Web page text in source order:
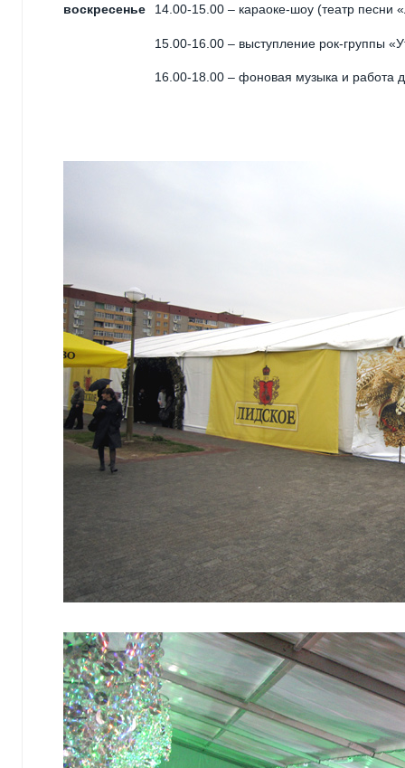
воскресенье 14.00-15.00 – караоке-шоу (театр песни
15.00-16.00 – выступление рок-группы
16.00-18.00 – фоновая музыка и работа